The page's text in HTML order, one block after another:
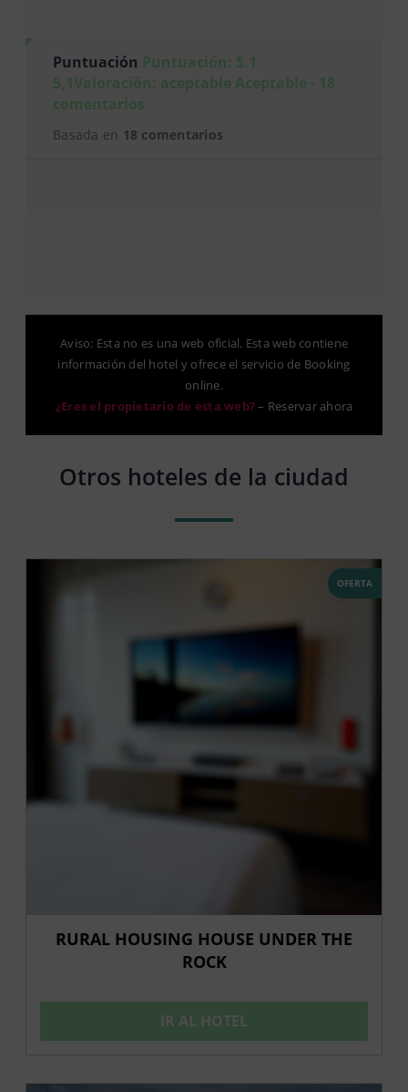
Puntuación Puntuación: 5.1
5,1Valoración: aceptable Aceptable · 18
comentarios
Basada en 18 comentarios
Aviso: Esta no es una web oficial. Esta web contiene
información del hotel y ofrece el servicio de Booking
online.
¿Eres el propietario de esta web?– Reservar ahora
Otros hoteles de la ciudad
OFERTA
RURAL HOUSING HOUSE UNDER THE
ROCK
IR AL HOTEL